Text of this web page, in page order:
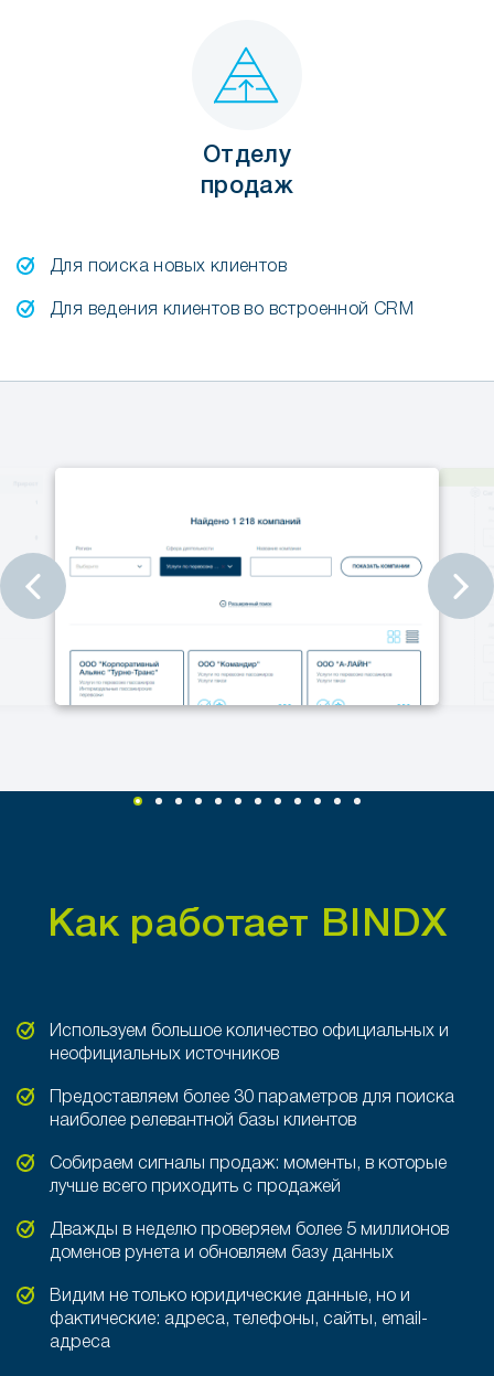
Отделу
продаж
Для поиска новых клиентов
Для ведения клиентов во встроенной CRM
Как работает BINDX
Используем большое количество официальных и
неофициальных источников
Предоставляем более 30 параметров для поиска
наиболее релевантной базы клиентов
Собираем сигналы продаж: моменты, в которые
лучше всего приходить с продажей
Дважды в неделю проверяем более 5 миллионов
доменов рунета и обновляем базу данных
Видим не только юридические данные, но и
фактические: адреса, телефоны, сайты, email-
адреса